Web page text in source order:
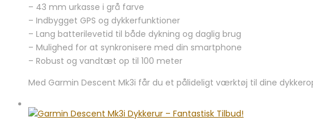
– 43 mm urkasse i grå farve
– Indbygget GPS og dykkerfunktioner
– Lang batterilevetid til både dykning og daglig brug
– Mulighed for at synkronisere med din smartphone
– Robust og vandtæt op til 100 meter
Med Garmin Descent Mk3i får du et pålideligt værktøj til dine